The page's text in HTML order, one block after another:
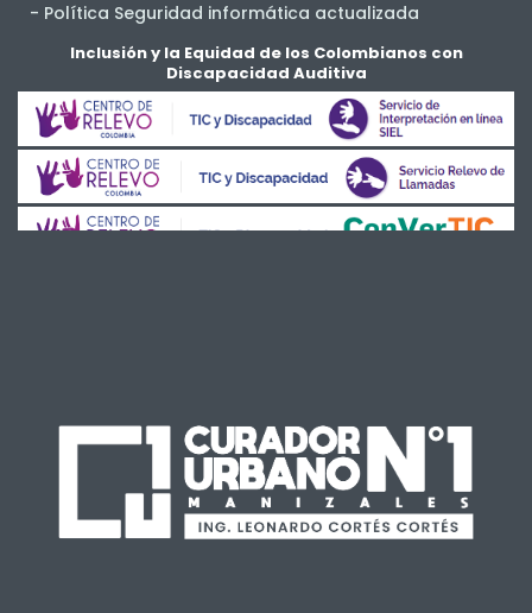
- Política Seguridad informática actualizada
- Salud y Seguridad en el Trabajo
Inclusión y la Equidad de los Colombianos con
Discapacidad Auditiva